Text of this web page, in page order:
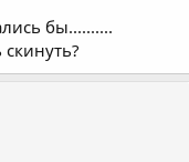
бы..........